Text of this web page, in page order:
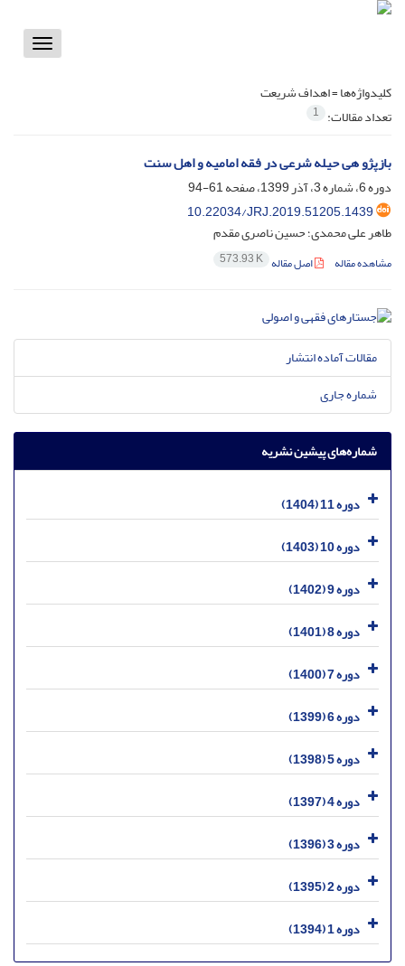
Toggle
کلیدواژه‌ها =اهداف شریعت
تعداد مقالات: 1
بازپژو هی حیله شرعی در فقه امامیه و اهل سنت
دوره 6، شماره 3، آذر 1399، صفحه
61-94
10.22034/JRJ.2019.51205.1439
طاهر علی محمدی؛ حسین ناصری مقدم
مشاهده مقاله اصل مقاله 573.93 K
مقالات آماده انتشار
شماره جاری
شماره‌های پیشین نشریه
دوره 11 (1404)
دوره 10 (1403)
دوره 9 (1402)
دوره 8 (1401)
دوره 7 (1400)
دوره 6 (1399)
دوره 5 (1398)
دوره 4 (1397)
دوره 3 (1396)
دوره 2 (1395)
دوره 1 (1394)